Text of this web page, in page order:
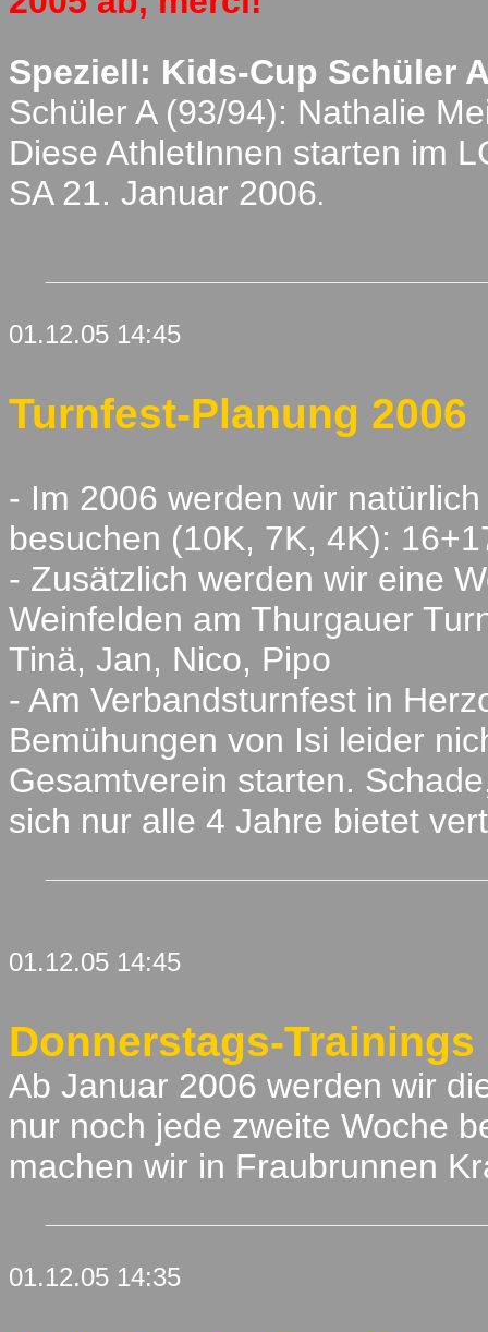
Speziell: Kids-Cup Schüler
Schüler A (93/94): Nathalie
Diese AthletInnen starten im
SA 21. Januar 2006.
01.12.05 14:45
Turnfest-Planung 2006
- Im 2006 werden wir
besuchen (10K, 7K, 4K):
- Zusätzlich werden wir eine
Weinfelden am Thurgauer
Tinä, Jan, Nico, Pipo
- Am Verbandsturnfest in
Bemühungen von Isi leider
Gesamtverein starten.
sich nur alle 4 Jahre bietet
01.12.05 14:45
Donnerstags-
Ab Januar 2006 werden wir
nur noch jede zweite Woche
machen wir in Fraubrunnen
01.12.05 14:35